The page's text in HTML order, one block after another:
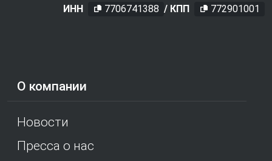
О компании
Новости
Пресса о нас
ИНН
7706741388 / КПП 772901001